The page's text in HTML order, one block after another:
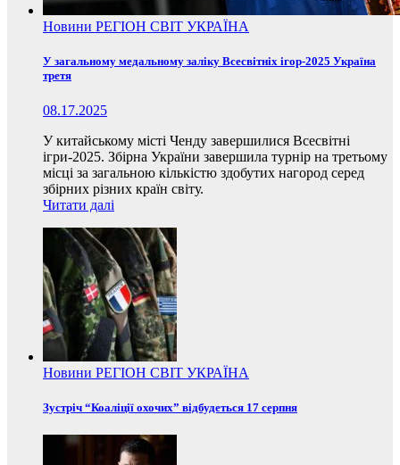
Новини РЕГІОН СВІТ УКРАЇНА
У загальному медальному заліку Всесвітніх ігор-2025 Україна
третя
08.17.2025
У китайському місті Ченду завершилися Всесвітні
ігри-2025. Збірна України завершила турнір на третьому
місці за загальною кількістю здобутих нагород серед
збірних різних країн світу.
Читати далі
Новини РЕГІОН СВІТ УКРАЇНА
Зустріч “Коаліції охочих” відбудеться 17 серпня